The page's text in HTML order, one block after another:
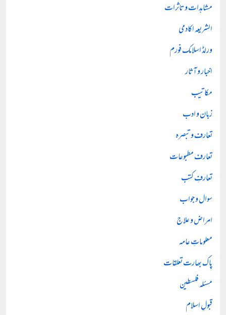
مشاہدات و تاثرات
الشریعہ اکادمی
ورلڈ اسلامک فورم
اخبار و آثار
مکاتیب
زبان و ادب
تعارف و تبصرہ
تعارف مطبوعات
تعارفِ کتب
سوال و جواب
امراض و علاج
معلوماتِ عامہ
پاک بھارت تعلقات
مسئلہ فلسطین
قبولِ اسلام